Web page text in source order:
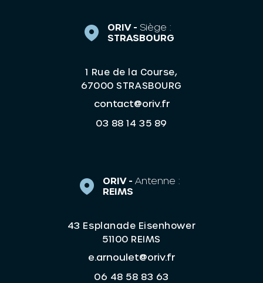
ORIV - Siège :
STRASBOURG
1 Rue de la Course,
67000 STRASBOURG
contact@oriv.fr
03 88 14 35 89
ORIV - Antenne :
REIMS
43 Esplanade Eisenhower
51100 REIMS
e.arnoulet@oriv.fr
06 48 58 83 63